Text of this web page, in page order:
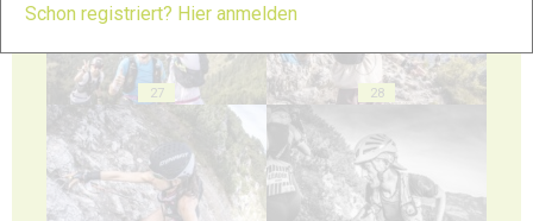
27 28
Schon registriert? Hier anmelden